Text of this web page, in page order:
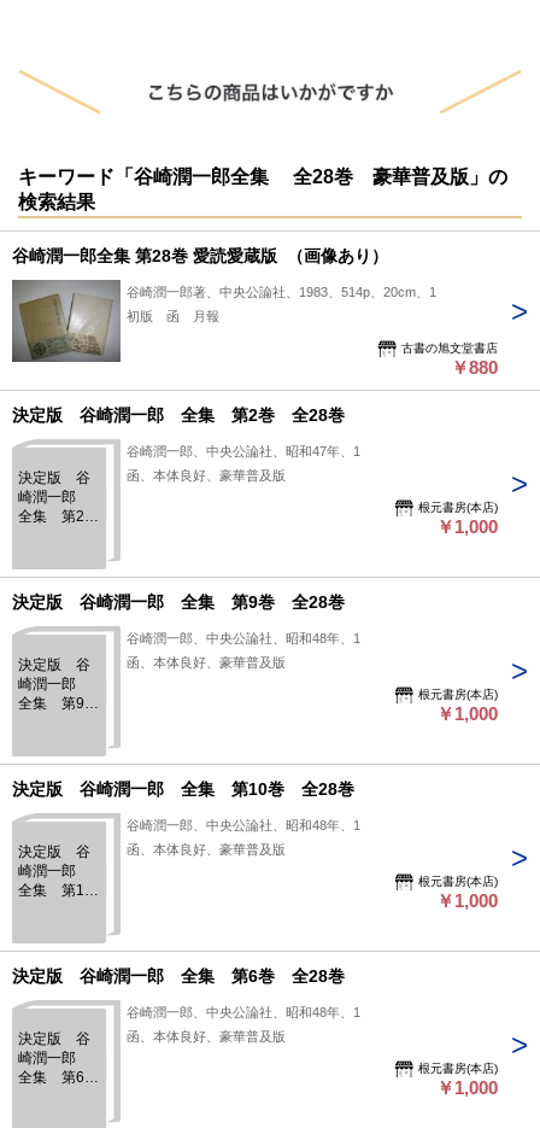
キーワード「谷崎潤一郎全集 全28巻 豪華普及版」の
検索結果
谷崎潤一郎全集 第28巻 愛読愛蔵版 （画像あり）
谷崎潤一郎著、中央公論社、1983、514p、20cm、1
初版 函 月報
古書の旭文堂書店
￥880
決定版 谷崎潤一郎 全集 第2巻 全28巻
決定版 谷
崎潤一郎
全集 第2
谷崎潤一郎、中央公論社、昭和47年、1
函、本体良好、豪華普及版
根元書房(本店)
￥1,000
決定版 谷崎潤一郎 全集 第9巻 全28巻
決定版 谷
崎潤一郎
全集 第9
谷崎潤一郎、中央公論社、昭和48年、1
函、本体良好、豪華普及版
根元書房(本店)
￥1,000
決定版 谷崎潤一郎 全集 第10巻 全28巻
決定版 谷
崎潤一郎
全集 第10
谷崎潤一郎、中央公論社、昭和48年、1
函、本体良好、豪華普及版
根元書房(本店)
￥1,000
決定版 谷崎潤一郎 全集 第6巻 全28巻
決定版 谷
崎潤一郎
全集 第6
谷崎潤一郎、中央公論社、昭和48年、1
函、本体良好、豪華普及版
根元書房(本店)
￥1,000